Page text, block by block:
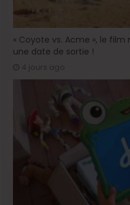
« Coyote vs. Acme », le
une date de sortie !
4 jours ago